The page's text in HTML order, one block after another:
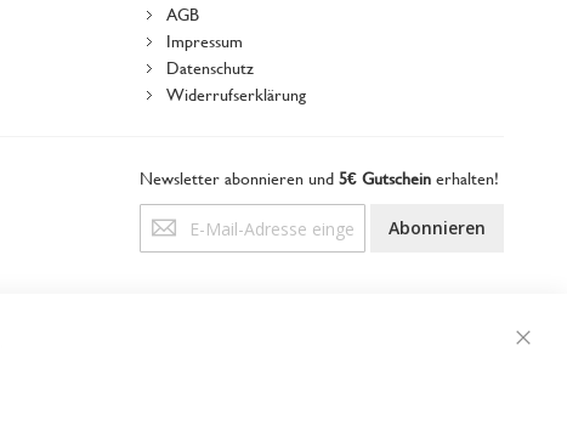
AGB
Impressum
Datenschutz
Widerrufserklärung
Newsletter abonnieren und5€ Gutscheinerhalten!
Anmeldung
zum
Abonnieren